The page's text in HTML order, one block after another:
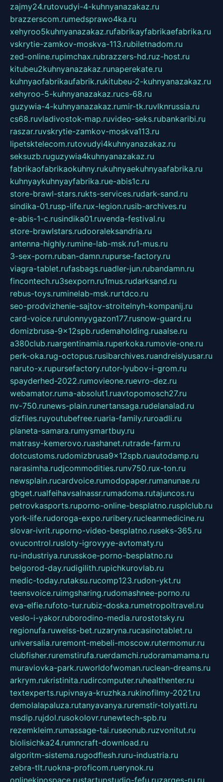
zajmy24.rutovudyi-4-kuhnyanazakaz.ru
brazzerscom.rumedsprawo4ka.ru
xehyroo5kuhnyanazakaz.rufabrikayfabrikaefabrika.ru
vskrytie-zamkov-moskva-113.rubiletnadom.ru
zed-online.rupimchax.rubrazzers-hd.ruz-host.ru
kitubeu2kuhnyanazakaz.runaperekate.ru
kuhnyaofabrikaufabrik.rukitubeu-2-kuhnyanazakaz.ru
xehyroo-5-kuhnyanazakaz.rucs-68.ru
guzywia-4-kuhnyanazakaz.rumir-tk.ruvlknrussia.ru
cs68.ruvladivostok-map.ruvideo-seks.rubankaribi.ru
raszar.ruvskrytie-zamkov-moskva113.ru
lipetsktelecom.rutovudyi4kuhnyanazakaz.ru
seksuzb.ruguzywia4kuhnyanazakaz.ru
fabrikaofabrikaokuhny.rukuhnyaekuhnyaafabrika.ru
kuhnyaykuhnyayfabrika.rue-abis1c.ru
store-brawl-stars.rukts-services.rudark-sand.ru
sindika-01.rusp-life.rux-legion.rusib-archives.ru
e-abis-1-c.rusindika01.ruvenda-festival.ru
store-brawlstars.rudooraleksandria.ru
antenna-highly.rumine-lab-msk.ru1-mus.ru
3-sex-porn.ruban-damn.rupurse-factory.ru
viagra-tablet.rufasbags.ruadler-jun.rubandamn.ru
fincontech.ru3sexporn.ru1mus.rudarksand.ru
rebus-toys.ruminelab-msk.rurtdco.ru
seo-prodvizhenie-sajtov-stroitelnyh-kompanij.ru
card-voice.rurulonnyygazon177.rusnow-guard.ru
domizbrusa-9x12spb.rudemaholding.ruaalse.ru
a380club.ruargentinamia.ruperkoka.rumovie-one.ru
perk-oka.rug-octopus.rusibarchives.ruandreislyusar.ru
naruto-x.rupursefactory.rutor-lyubov-i-grom.ru
spayderhed-2022.rumovieone.ruevro-dez.ru
webamator.ruma-absolut1.ruavtopomosch27.ru
nv-750.runews-plain.runertansaga.rudelanalad.ru
dizfiles.ruyoutubefree.ruaria-family.ruroadli.ru
planeta-samara.rumysmartbuy.ru
matrasy-kemerovo.ruashanet.rutrade-farm.ru
dotcustoms.rudomizbrusa9x12spb.ruautodamp.ru
narasimha.rudjcommodities.runv750.rux-ton.ru
newsplain.rucardvoice.rumodopaper.rumanunae.ru
gbget.rualfeihavsalnassr.rumadoma.rutajuncos.ru
petrovkasports.ruporno-online-besplatno.rusplclub.ru
york-life.rudoroga-expo.ruribery.rucleanmedicine.ru
slovar-ivrit.ruporno-video-besplatno.ruseks-365.ru
ovucontrol.rusloty-igrovyye-avtomaty.ru
ru-industriya.rurusskoe-porno-besplatno.ru
belgorod-day.rudigilith.rupichkurovlab.ru
medic-today.rutaksu.rucomp123.rudon-ykt.ru
teensvoice.ruimgsharing.rudomashnee-porno.ru
eva-elfie.rufoto-tur.rubiz-doska.rumetropoltravel.ru
veslo-i-yakor.ruborodino-media.rurostotsky.ru
regionufa.ruweiss-bet.ruzaryna.rucasinotablet.ru
universalia.ruremont-mebeli-moscow.rutermomur.ru
clubfisher.ruremstirufa.ruerdamchi.rudoramamama.ru
muraviovka-park.ruworldofwoman.ruclean-dreams.ru
arkrym.rukristinita.rudircomputer.ruhealthenter.ru
textexperts.rupivnaya-kruzhka.rukinofilmy-2021.ru
demolalapaluza.rutanyavanya.ruremstir-tolyatti.ru
msdip.rujdol.rusokolovr.runewtech-spb.ru
rezemkleim.rumassage-tai.ruseonub.ruzvonitut.ru
biolisichka24.rumncraft-download.ru
algoritm-sistema.rugodflesh.ruru-industria.ru
zebra-tlt.ruokna-proficom.ruerynok.ru